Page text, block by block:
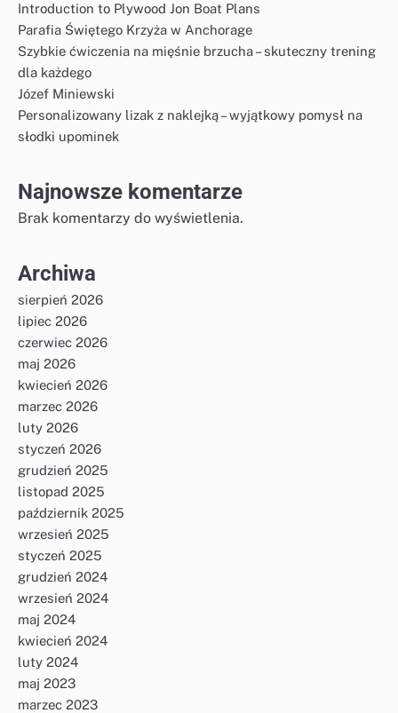
Introduction to Plywood Jon Boat Plans
Parafia Świętego Krzyża w Anchorage
Szybkie ćwiczenia na mięśnie brzucha – skuteczny trening
dla każdego
Józef Miniewski
Personalizowany lizak z naklejką – wyjątkowy pomysł na
słodki upominek
Najnowsze komentarze
Brak komentarzy do wyświetlenia.
Archiwa
sierpień 2026
lipiec 2026
czerwiec 2026
maj 2026
kwiecień 2026
marzec 2026
luty 2026
styczeń 2026
grudzień 2025
listopad 2025
październik 2025
wrzesień 2025
styczeń 2025
grudzień 2024
wrzesień 2024
maj 2024
kwiecień 2024
luty 2024
maj 2023
marzec 2023